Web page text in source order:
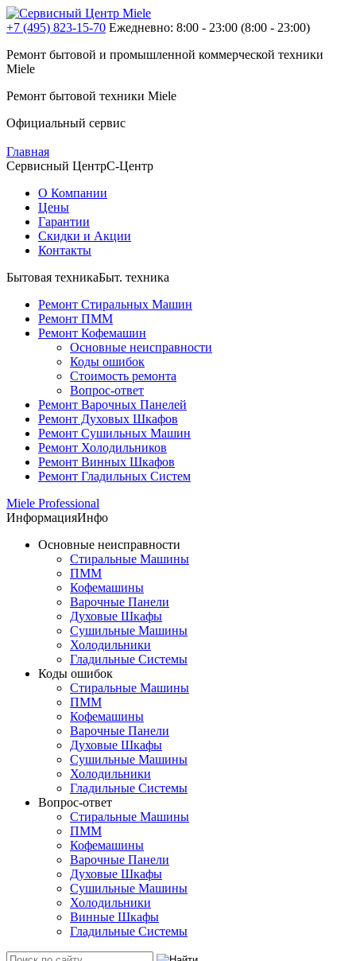
+7 (495) 823-15-70 Ежедневно: 8:00 - 23:00 (8:00 - 23:00)
Ремонт бытовой и промышленной коммерческой техники
Miele
Ремонт бытовой техники Miele
Официальный сервис
Главная
Сервисный ЦентрС-Центр
О Компании
Цены
Гарантии
Скидки и Акции
Контакты
Бытовая техникаБыт. техника
Ремонт Стиральных Машин
Ремонт ПММ
Ремонт Кофемашин
Основные неисправности
Коды ошибок
Стоимость ремонта
Вопрос-ответ
Ремонт Варочных Панелей
Ремонт Духовых Шкафов
Ремонт Сушильных Машин
Ремонт Холодильников
Ремонт Винных Шкафов
Ремонт Гладильных Систем
Miele Professional
ИнформацияИнфо
Основные неисправности
Стиральные Машины
ПММ
Кофемашины
Варочные Панели
Духовые Шкафы
Сушильные Машины
Холодильники
Гладильные Системы
Коды ошибок
Стиральные Машины
ПММ
Кофемашины
Варочные Панели
Духовые Шкафы
Сушильные Машины
Холодильники
Гладильные Системы
Вопрос-ответ
Стиральные Машины
ПММ
Кофемашины
Варочные Панели
Духовые Шкафы
Сушильные Машины
Холодильники
Винные Шкафы
Гладильные Системы